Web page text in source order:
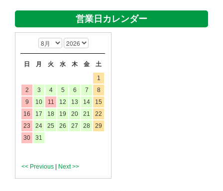
営業日カレンダー
日 月 火 水 木 金 土
<< Previous Next >>
1
2
3 4 5 6 7
8
9
10 11 12 13 14
15
16
17 18 19 20 21
22
23
24 25 26 27 28
29
30
31